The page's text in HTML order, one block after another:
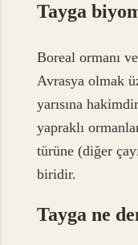
Tayga
Boreal ormanı
Avrasya olmak
yarısına
yapraklı
türüne (diğer
biridir.
Tayga ne